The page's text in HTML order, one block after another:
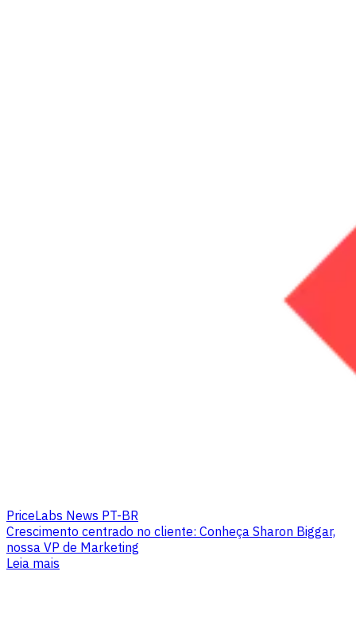
PriceLabs News PT-BR
Crescimento centrado no cliente: Conheça Sharon Biggar,
nossa VP de Marketing
Leia mais